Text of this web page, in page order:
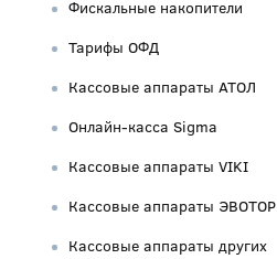
Фискальные накопители
Тарифы ОФД
Кассовые аппараты АТОЛ
Онлайн-касса Sigma
Кассовые аппараты VIKI
Кассовые аппараты ЭВОТОР
Кассовые аппараты других